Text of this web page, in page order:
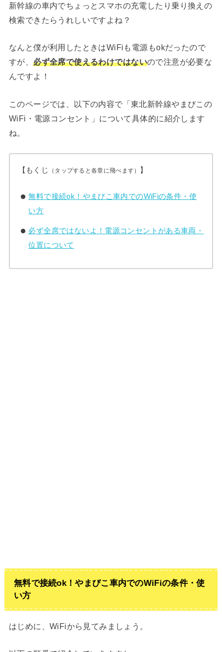
新幹線の車内でちょっとスマホの充電したり乗り換えの
検索できたらうれしいですよね？
なんと僕が利用したときはWiFiも電源もokだったので
すが、必ず全席で使えるわけではないので注意が必要な
んですよ！
このページでは、以下の内容で「東北新幹線やまびこの
WiFi・電源コンセント」について具体的に紹介します
ね。
【もくじ （タップすると各章に飛べます） 】
無料で接続ok！やまびこ車内でのWiFiの条件・使
い方
必ず全席ではないよ！電源コンセントがある車両・
位置について
無料で接続ok！やまびこ車内でのWiFiの条件・使
い方
はじめに、WiFiから見てみましょう。